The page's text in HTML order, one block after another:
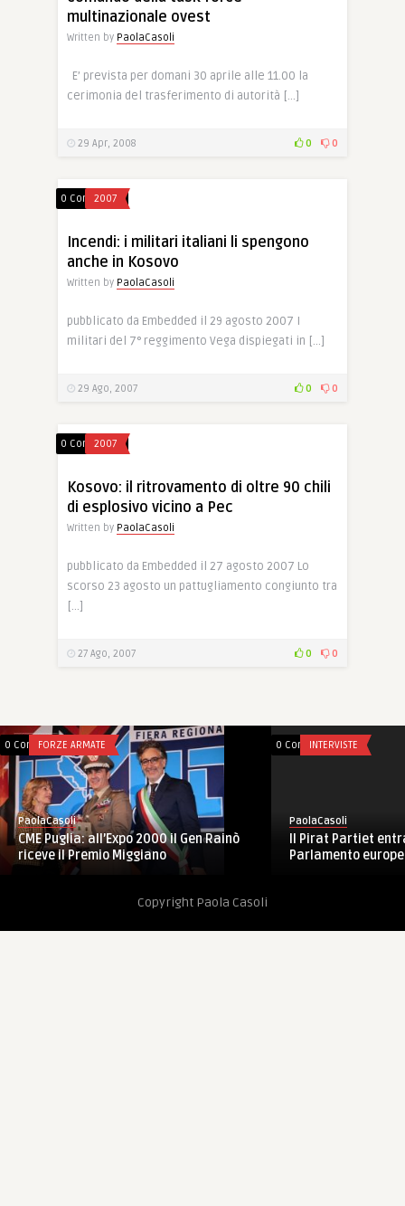
multinazionale ovest
Written by PaolaCasoli
E’ prevista per domani 30 aprile alle 11.00 la
cerimonia del trasferimento di autorità […]
29 Apr, 2008 0 0
0 Comments
2007
Incendi: i militari italiani li spengono
anche in Kosovo
Written by PaolaCasoli
pubblicato da Embedded il 29 agosto 2007 I
militari del 7° reggimento Vega dispiegati in […]
29 Ago, 2007 0 0
0 Comments
2007
Kosovo: il ritrovamento di oltre 90 chili
di esplosivo vicino a Pec
Written by PaolaCasoli
pubblicato da Embedded il 27 agosto 2007 Lo
scorso 23 agosto un pattugliamento congiunto tra
[…]
27 Ago, 2007 0 0
0 CommentsFORZE ARMATE
PaolaCasoli
CME Puglia: all’Expo 2000 il Gen Rainò
riceve il Premio Miggiano
0 Comments
INTERVISTE
PaolaCasoli
Il Pirat Partiet
Parlamento
Copyright Paola Casoli